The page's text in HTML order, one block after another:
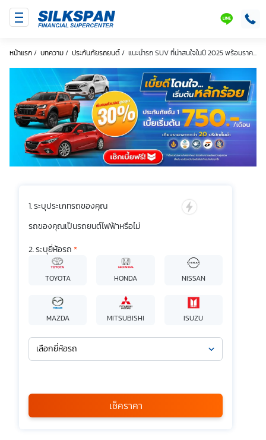
หน้าแรก/ บทความ/ ประกันภัยรถยนต์/ แนะนำรถ SUV ที่น่าสนใจในปี 2025 พร้อมราค...
ระบุประเภทรถของคุณ
รถของคุณเป็นรถยนต์ไฟฟ้าหรือไม่
ระบุยี่ห้อรถ *
TOYOTA HONDA NISSAN
MAZDA MITSUBISHI ISUZU
เลือกยี่ห้อรถ
กรุณาเลือก
*
เช็คราคา